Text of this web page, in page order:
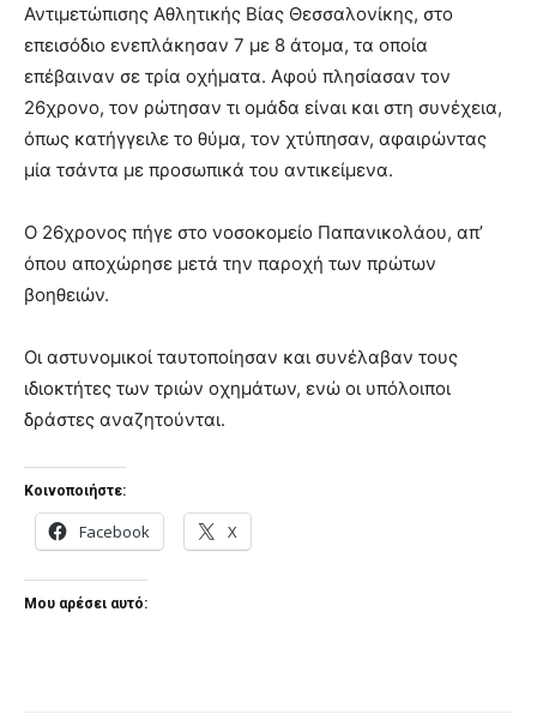
Αντιμετώπισης Αθλητικής Βίας Θεσσαλονίκης, στο
επεισόδιο ενεπλάκησαν 7 με 8 άτομα, τα οποία
επέβαιναν σε τρία οχήματα. Αφού πλησίασαν τον
26χρονο, τον ρώτησαν τι ομάδα είναι και στη συνέχεια,
όπως κατήγγειλε το θύμα, τον χτύπησαν, αφαιρώντας
μία τσάντα με προσωπικά του αντικείμενα.
Ο 26χρονος πήγε στο νοσοκομείο Παπανικολάου, απ’
όπου αποχώρησε μετά την παροχή των πρώτων
βοηθειών.
Οι αστυνομικοί ταυτοποίησαν και συνέλαβαν τους
ιδιοκτήτες των τριών οχημάτων, ενώ οι υπόλοιποι
δράστες αναζητούνται.
Κοινοποιήστε:
Facebook X
Μου αρέσει αυτό: